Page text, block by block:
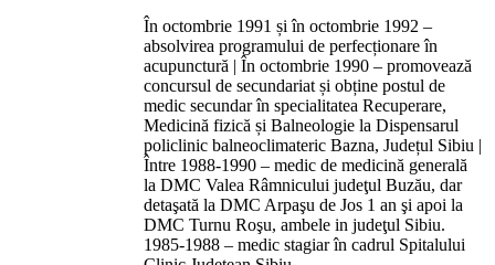
În octombrie 1991 și în octombrie 1992 –
absolvirea programului de perfecționare în
acupunctură | În octombrie 1990 – promovează
concursul de secundariat și obține postul de
medic secundar în specialitatea Recuperare,
Medicină fizică și Balneologie la Dispensarul
policlinic balneoclimateric Bazna, Județul Sibiu |
Între 1988-1990 – medic de medicină generală
la DMC Valea Râmnicului judeţul Buzău, dar
detaşată la DMC Arpaşu de Jos 1 an şi apoi la
DMC Turnu Roşu, ambele in judeţul Sibiu.
1985-1988 – medic stagiar în cadrul Spitalului